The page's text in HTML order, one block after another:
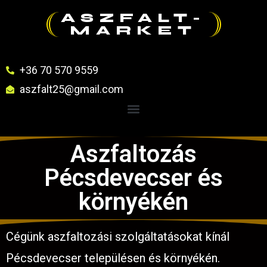
ASZFALT-
MARKET
+36 70 570 9559
aszfalt25@gmail.com
Aszfaltozás
Pécsdevecser és
környékén
Cégünk aszfaltozási szolgáltatásokat kínál
Pécsdevecser településen és környékén.